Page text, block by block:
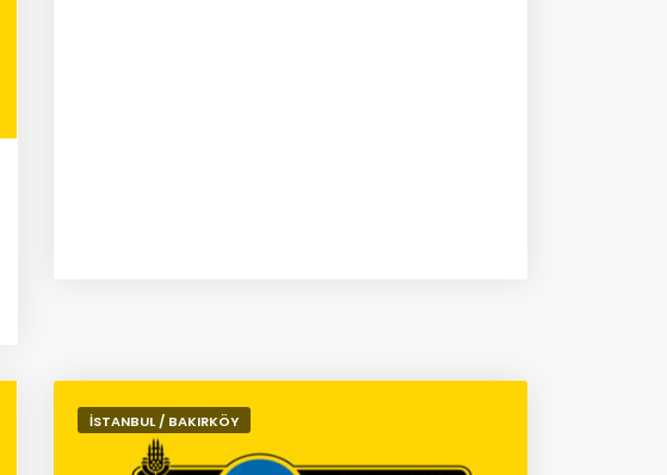
İSTANBUL / BAKIRKÖY